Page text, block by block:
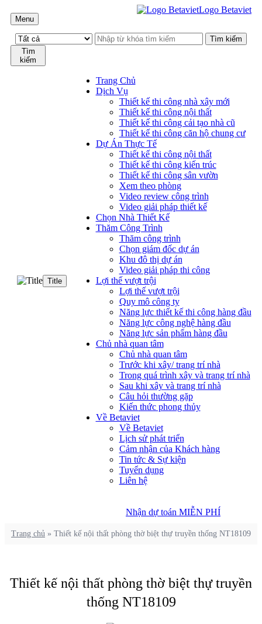
Menu
Logo Betaviet
Tìm
kiếm
Title
Trang Chủ
Dịch Vụ
Thiết kế thi công nhà xây mới
Thiết kế thi công nội thất
Thiết kế thi công cải tạo nhà cũ
Thiết kế thi công căn hộ chung cư
Dự Án Thực Tế
Thiết kế thi công nội thất
Thiết kế thi công kiến trúc
Thiết kế thi công sân vườn
Xem theo phòng
Video review công trình
Video giải pháp thiết kế
Chọn Nhà Thiết Kế
Thăm Công Trình
Thăm công trình
Chọn giám đốc dự án
Khu đô thị dự án
Video giải pháp thi công
Lợi thế vượt trội
Lợi thế vượt trội
Quy mô công ty
Năng lực thiết kế thi công hàng đầu
Năng lực công nghệ hàng đầu
Năng lực sản phẩm hàng đầu
Chủ nhà quan tâm
Chủ nhà quan tâm
Trước khi xây/ trang trí nhà
Trong quá trình xây và trang trí nhà
Sau khi xây và trang trí nhà
Câu hỏi thường gặp
Kiến thức phong thủy
Về Betaviet
Về Betaviet
Lịch sử phát triển
Cảm nhận của Khách hàng
Tin tức & Sự kiện
Tuyển dụng
Liên hệ
Nhận dự toán MIỄN PHÍ
Trang chủ » Thiết kế nội thất phòng thờ biệt thự truyền thống NT18109
Thiết kế nội thất phòng thờ biệt thự truyền
thống NT18109